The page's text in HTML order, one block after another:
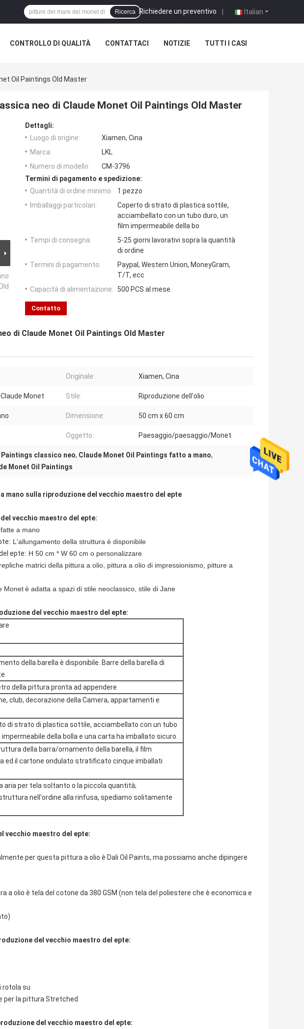
Italian
Richiedere un preventivo |
Ricerca
CONTROLLO DI QUALITÀ CONTATTACI NOTIZIE TUTTI I CASI
Oil Paintings Old Master
neo di Claude Monet Oil Paintings Old Master
Dettagli:
Luogo di origine:
Xiamen, Cina
Marca:
LKL
Numero di modello:
CM-3796
Termini di pagamento e spedizione:
Quantità di ordine minimo:
1 pezzo
Imballaggi particolari:
Coperto di strato di plastica sottile,
acciambellato con un tubo duro, un
film impermeabile della bo
Tempi di consegna:
5-25 giorni lavorativi sopra la quantità
di ordine
Termini di pagamento:
Paypal, Western Union, MoneyGram,
T/T, ecc
Capacità di alimentazione:
500 PCS al mese
Contatto
di Claude Monet Oil Paintings Old Master
Originale: Xiamen, Cina
Monet Stile: Riproduzione dell'olio
Dimensione: 50 cm x 60 cm
Oggetto: Paesaggio/paesaggio/Monet
Paintings classico neo, Claude Monet Oil Paintings fatto a mano,
Monet Oil Paintings
mano sulla riproduzione del vecchio maestro del epte
vecchio maestro del epte:
a mano
: L'allungamento della struttura è disponibile
epte: H 50 cm * W 60 cm o personalizzare
matrici della pittura a olio, pittura a olio di impressionismo, pitture a
Monetè adatta a spazi di stile neoclassico, stile di Jane
del vecchio maestro del epte:
della barella è disponibile. Barre della barella di
della pittura pronta ad appendere
club, decorazione della Camera, appartamenti e
di strato di plastica sottile, acciambellato con un tubo
della bolla e una carta ha imballato sicuro.
della barra/ornamento della barella, il film
ed il cartone ondulato stratificato cinque imballati
aria per tela soltanto o la piccola quantità;
nell'ordine alla rinfusa, spediamo solitamente
vecchio maestro del epte:
per questa pittura a olio è Dali Oil Paints, ma possiamo anche dipingere
a olio è tela del cotone da 380 GSM (non tela del poliestere che è economica e
del vecchio maestro del epte:
rotola su
per la pittura Stretched
del vecchio maestro del epte: